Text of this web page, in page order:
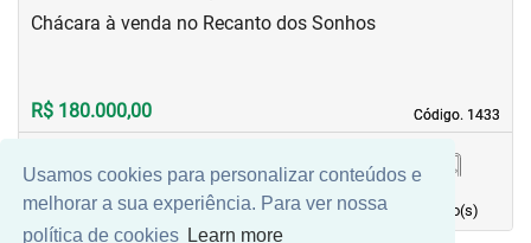
Usamos cookies para personalizar conteúdos e
melhorar a sua experiência. Para ver nossa
política de cookies Learn more
Código. 1433
Código. 1433
Chácara à venda no Recanto dos Sonhos
R$ 180.000,00
Área principal
quarto(s)
Vaga(s)
banho(s)